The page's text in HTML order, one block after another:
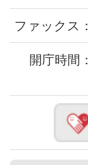
ファックス：
開庁時間：